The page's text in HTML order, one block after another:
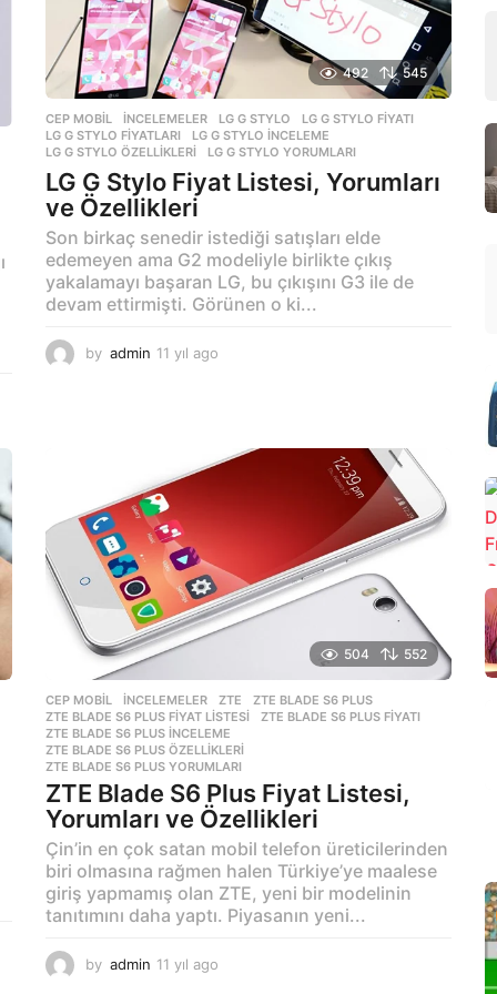
492 545
CEP MOBIL ,İNCELEMELER LG G STYLO ,LG G STYLO FIYATI
LG G STYLO FIYATLARI
,LG G STYLO INCELEME
LG G STYLO ÖZELLIKLERI
,LG G STYLO YORUMLARI
LG G Stylo Fiyat Listesi, Yorumları
ve Özellikleri
Son birkaç senedir istediği satışları elde
edemeyen ama G2 modeliyle birlikte çıkış
yakalamayı başaran LG, bu çıkışını G3 ile de
devam ettirmişti. Görünen o ki...
by admin 11 yıl ago
a
504 552
CEP MOBIL ,İNCELEMELER ZTE ,ZTE BLADE S6 PLUS
ZTE BLADE S6 PLUS FIYAT LISTESI
,ZTE BLADE S6 PLUS FIYATI
ZTE BLADE S6 PLUS INCELEME
ZTE BLADE S6 PLUS ÖZELLIKLERI
ZTE BLADE S6 PLUS YORUMLARI
ZTE Blade S6 Plus Fiyat Listesi,
Yorumları ve Özellikleri
Çin’in en çok satan mobil telefon üreticilerinden
biri olmasına rağmen halen Türkiye’ye maalese
giriş yapmamış olan ZTE, yeni bir modelinin
tanıtımını daha yaptı. Piyasanın yeni...
by admin 11 yıl ago